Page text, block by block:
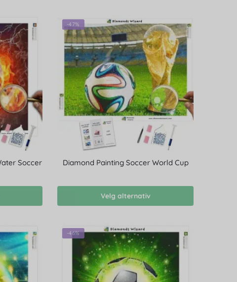
Soccer
-47%
Diamond Painting Soccer World Cup
Velg alternativ
-46%